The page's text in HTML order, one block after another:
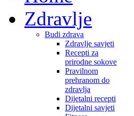
Zdravlje
Budi zdrava
Zdravlje savjeti
Recepti za
prirodne sokove
Pravilnom
prehranom do
zdravlja
Dijetalni recepti
Dijetalni savjeti